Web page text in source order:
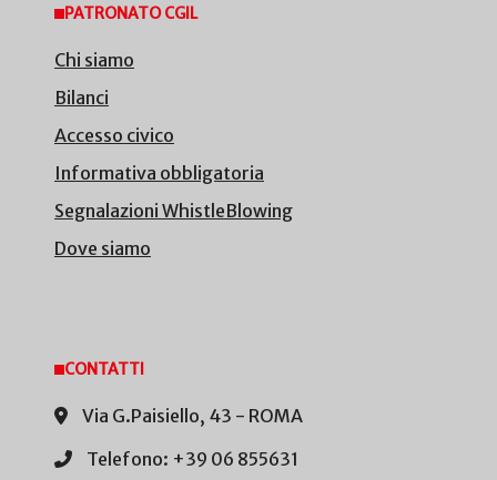
PATRONATO CGIL
Chi siamo
Bilanci
Accesso civico
Informativa obbligatoria
Segnalazioni WhistleBlowing
Dove siamo
CONTATTI
Via G.Paisiello, 43 - ROMA
Telefono: +39 06 855631